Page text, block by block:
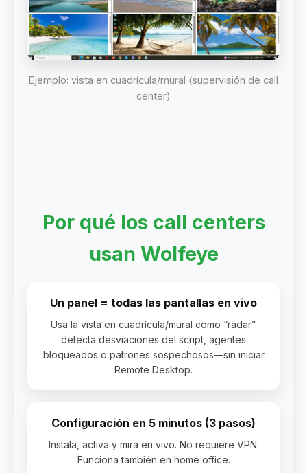
Ejemplo: vista en cuadrícula/mural (supervisión de call
center)
Por qué los call centers
usan Wolfeye
Un panel = todas las pantallas en vivo
Usa la vista en cuadrícula/mural como “radar”:
detecta desviaciones del script, agentes
bloqueados o patrones sospechosos—sin iniciar
Remote Desktop.
Configuración en 5 minutos (3 pasos)
Instala, activa y mira en vivo. No requiere VPN.
Funciona también en home office.